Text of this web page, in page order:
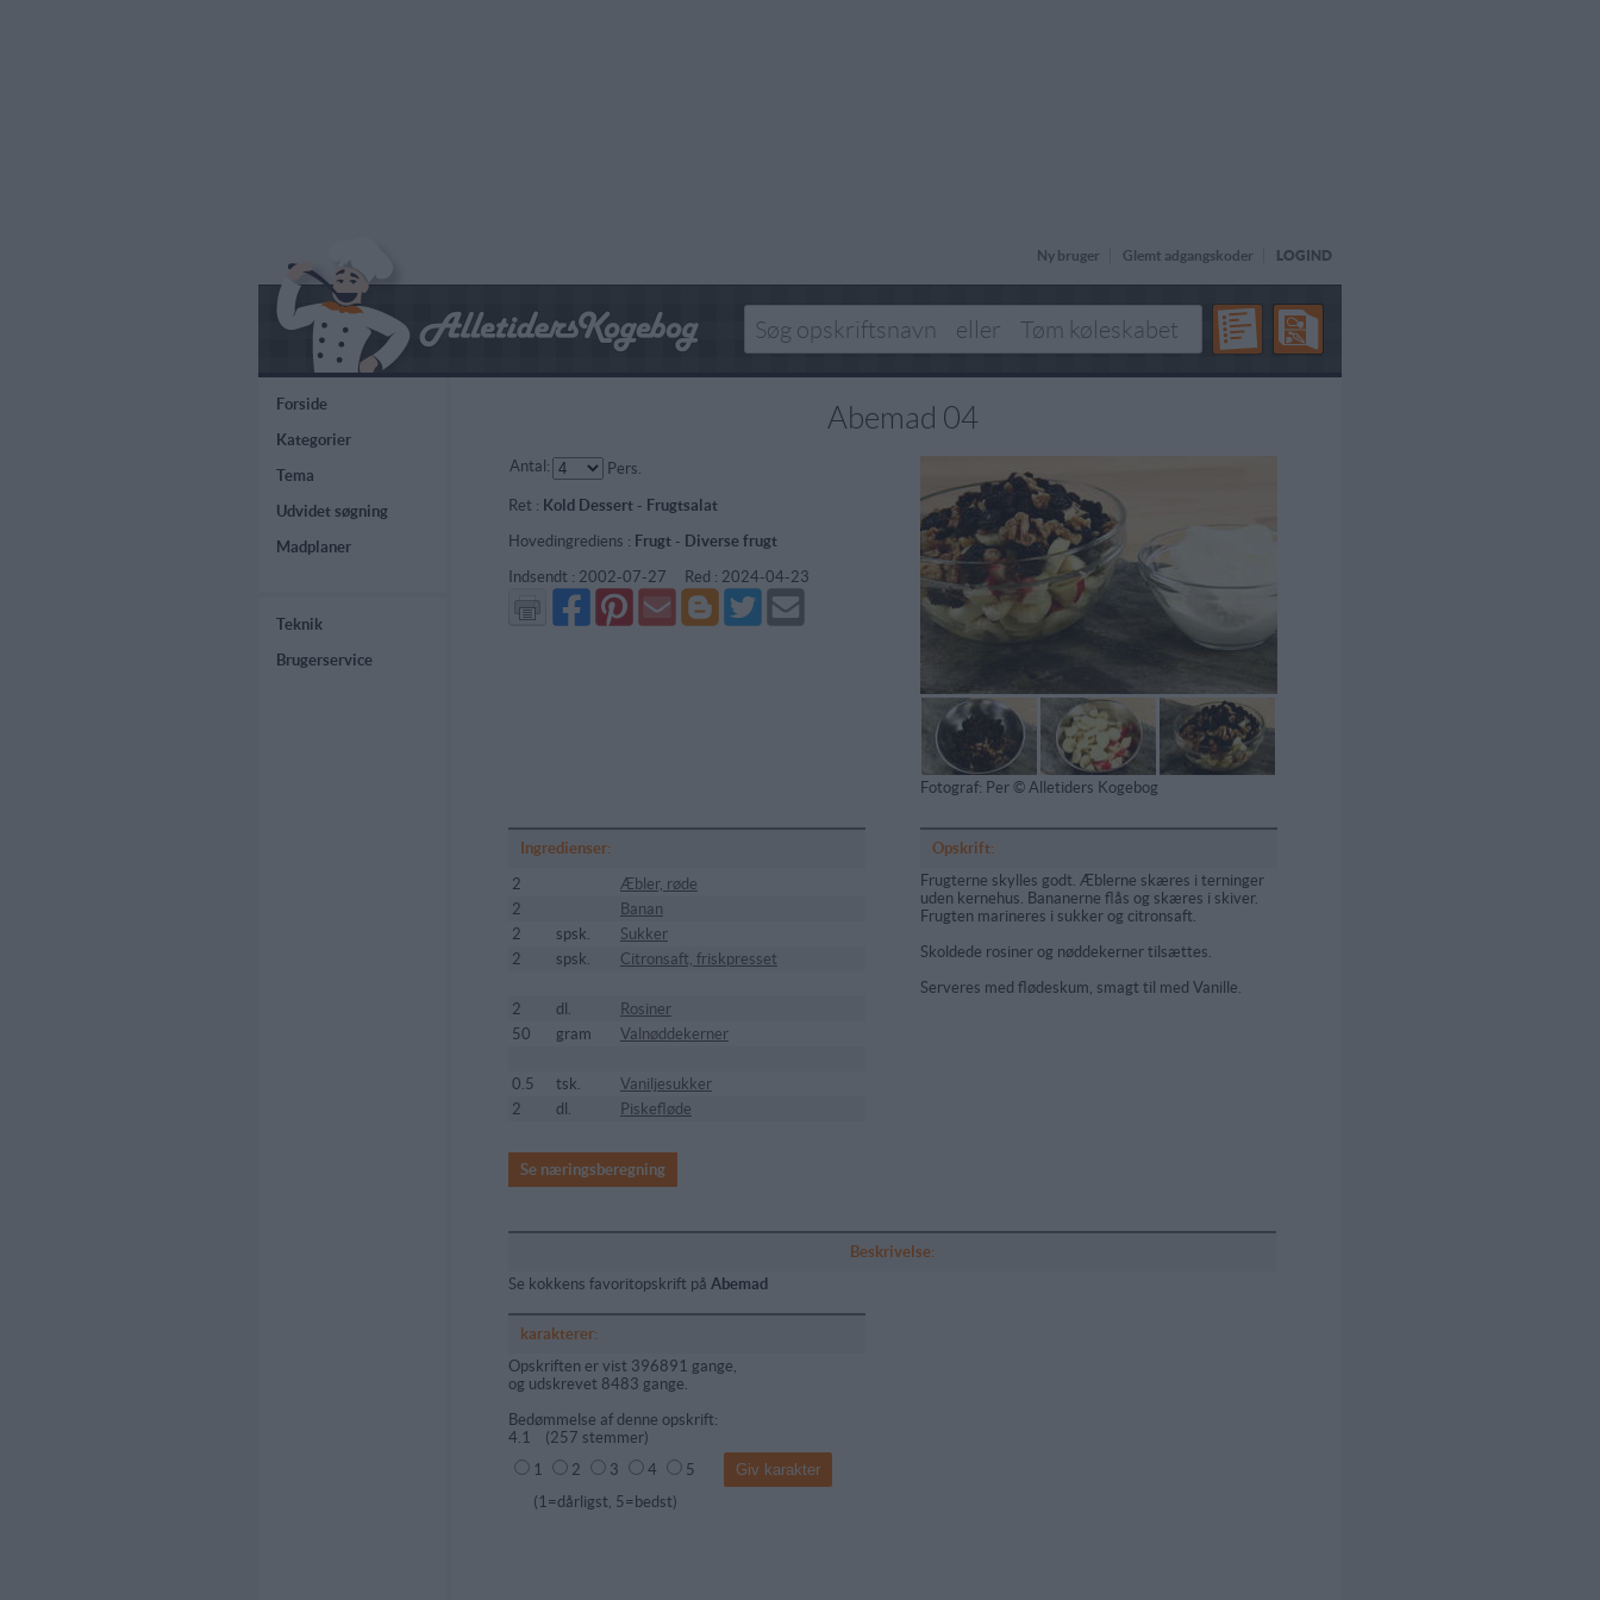
Ny bruger Glemt adgangskoder LOGIND
Forside
Kategorier
Tema
Udvidet søgning
Madplaner
Teknik
Brugerservice
Abemad 04
Antal: Pers.
Ret : Kold Dessert- Frugtsalat
Hovedingrediens : Frugt- Diverse frugt
Indsendt : 2002-07-27 Red : 2024-04-23
Del
på
Facebook
Del
på
Pinterest
Send
via
GMail
Del
på
Blogger
Del
på
Twitter
Send
mail
Fotograf: Per © Alletiders Kogebog
Ingredienser:
2
Æbler, røde
2
Banan
2
spsk.
Sukker
2
spsk. Citronsaft, friskpresset
2 dl.
Rosiner
50
gram Valnøddekerner
0.5 tsk.
Vaniljesukker
2
dl. Piskefløde
Se næringsberegning
Opskrift:
Frugterne skylles godt. Æblerne skæres i terninger
uden kernehus. Bananerne flås og skæres i skiver.
Frugten marineres i sukker og citronsaft.
Skoldede rosiner og nøddekerner tilsættes.
Serveres med flødeskum, smagt til med Vanille.
Beskrivelse:
Se kokkens favoritopskrift på Abemad
karakterer:
Opskriften er vist 396891 gange,
og udskrevet 8483 gange.
Bedømmelse af denne opskrift:
4.1 (257 stemmer)
1
2 3 4
5
(1=dårligst, 5=bedst)